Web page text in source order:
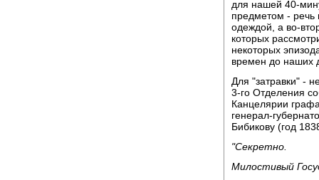
для нашей 40-
предметом - речь
одеждой, а во-
которых
некоторых
времен до наших
Для "затравки" -
3-го Отделения
Канцелярии
генерал-
Бибикову (год
"Секретно.
Милостивый